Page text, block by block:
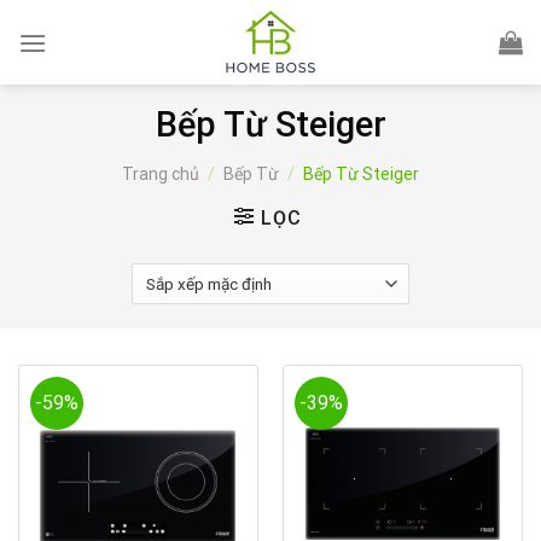
Bếp Từ Steiger
Trang chủ / Bếp Từ / Bếp Từ Steiger
LỌC
-59% -39%